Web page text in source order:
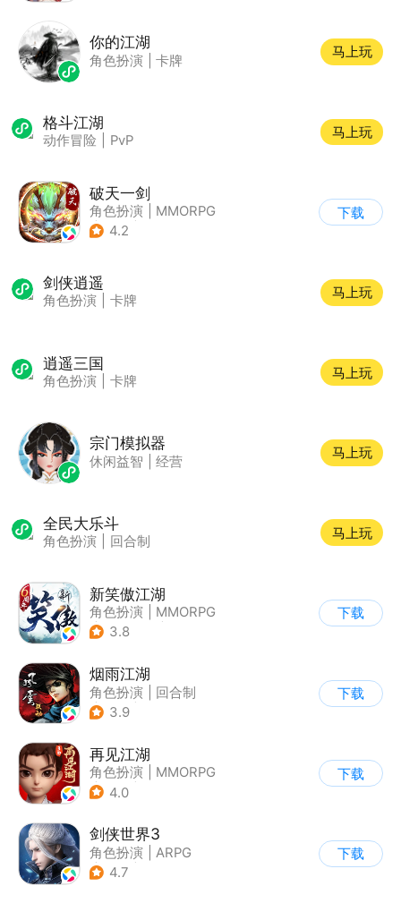
你的江湖
角色扮演 卡牌
马上玩
格斗江湖
动作冒险 PvP
马上玩
破天一剑
角色扮演
MMORPG
| 武侠
4.2
下载
剑侠逍遥
角色扮演 卡牌
马上玩
逍遥三国
角色扮演 卡牌
马上玩
宗门模拟器
休闲益智 经营
马上玩
全民大乐斗
角色扮演 回合制
马上玩
新笑傲江湖
角色扮演
MMORPG
| 小说改编
3.8
下载
烟雨江湖
角色扮演
回合制
| 武侠
3.9
下载
再见江湖
角色扮演
MMORPG
| 武侠
4.0
下载
剑侠世界3
角色扮演
ARPG
| 武侠
4.7
下载